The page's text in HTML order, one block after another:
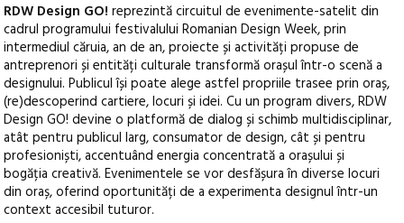
RDW Design GO! reprezintă circuitul de evenimente-satelit din
cadrul programului festivalului Romanian Design Week, prin
intermediul căruia, an de an, proiecte și activități propuse de
antreprenori și entități culturale transformă orașul într-o scenă a
designului. Publicul își poate alege astfel propriile trasee prin oraș,
(re)descoperind cartiere, locuri și idei. Cu un program divers, RDW
Design GO! devine o platformă de dialog și schimb multidisciplinar,
atât pentru publicul larg, consumator de design, cât și pentru
profesioniști, accentuând energia concentrată a orașului și
bogăția creativă. Evenimentele se vor desfășura în diverse locuri
din oraș, oferind oportunități de a experimenta designul într-un
context accesibil tuturor.